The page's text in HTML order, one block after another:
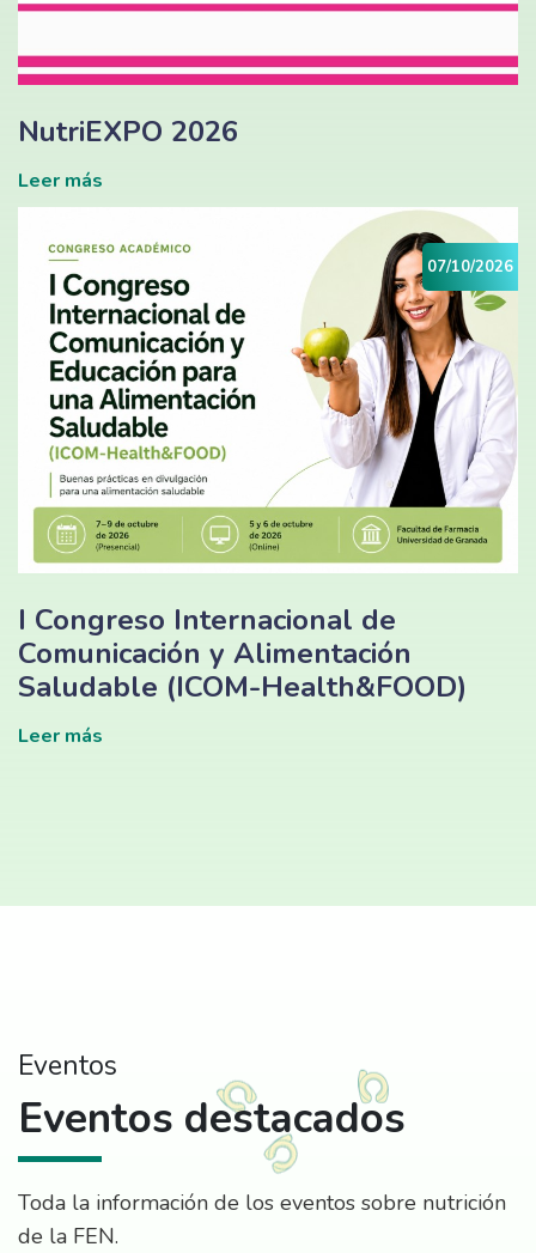
NutriEXPO 2026
Leer más
07/10/2026
I Congreso Internacional de
Comunicación y Alimentación
Saludable (ICOM-Health&FOOD)
Leer más
Eventos
Eventos destacados
Toda la información de los eventos sobre nutrición
de la FEN.